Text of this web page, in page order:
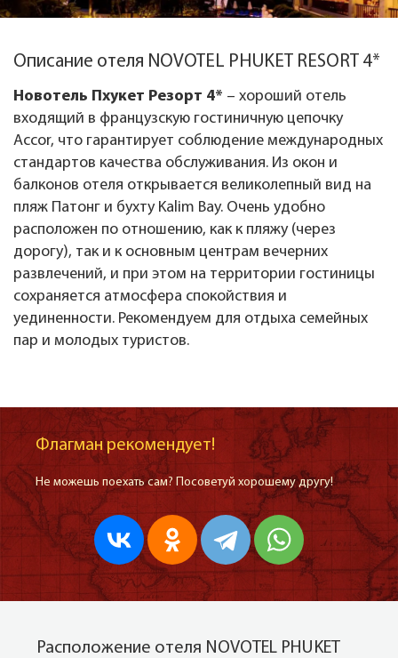
Описание отеля NOVOTEL PHUKET RESORT 4*
Новотель Пхукет Резорт 4* – хороший отель
входящий в французскую гостиничную цепочку
Accor, что гарантирует соблюдение международных
стандартов качества обслуживания. Из окон и
балконов отеля открывается великолепный вид на
пляж Патонг и бухту Kalim Bay. Очень удобно
расположен по отношению, как к пляжу (через
дорогу), так и к основным центрам вечерних
развлечений, и при этом на территории гостиницы
сохраняется атмосфера спокойствия и
уединенности. Рекомендуем для отдыха семейных
пар и молодых туристов.
Флагман рекомендует!
Не можешь поехать сам? Посоветуй хорошему другу!
Расположение отеля NOVOTEL PHUKET